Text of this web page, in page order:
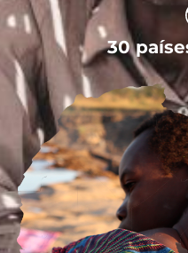
30
Imagen